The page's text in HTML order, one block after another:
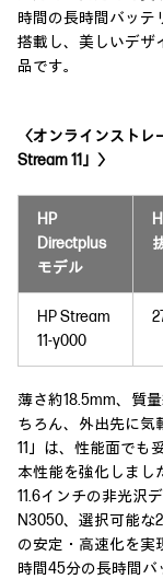
時間の長時間バッテ
搭載し、美しいデザ
品です。
〈オンラインスト
Stream 11」〉
HP
Directplus
モデル
HP Stream
11-y000
薄さ約18.5mm、質
ちろん、外出先に気
11」は、性能面でも
本性能を強化しまし
11.6インチの非光沢
N3050、選択可能な
の安定・高速化を実
時間45分の長時間